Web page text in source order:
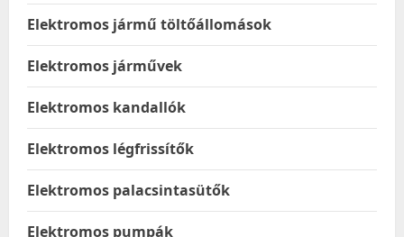
Elektromos jármű töltőállomások
Elektromos járművek
Elektromos kandallók
Elektromos légfrissítők
Elektromos palacsintasütők
Elektromos pumpák